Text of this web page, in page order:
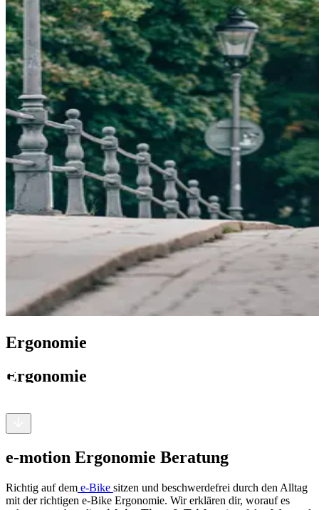
Ergonomie
Ergonomie
e-motion Ergonomie Beratung
Richtig auf dem e-Bike sitzen und beschwerdefrei durch den Alltag
mit der richtigen e-Bike Ergonomie. Wir erklären dir, worauf es